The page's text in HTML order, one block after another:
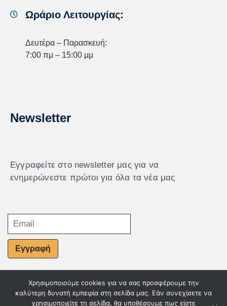
Ωράριο Λειτουργίας:
Δευτέρα – Παρασκευή:
7:00 πμ – 15:00 μμ
Newsletter
Εγγραφείτε στο newsletter μας για να
ενημερώνεστε πρώτοι για όλα τα νέα μας
Εγγραφή
© Powered by Knowledge AE
Χρησιμοποιούμε cookies για να σας προσφέρουμε την
καλύτερη δυνατή εμπειρία στη σελίδα μας. Εάν συνεχίσετε να
χρησιμοποιείτε τη σελίδα, θα υποθέσουμε πως είστε